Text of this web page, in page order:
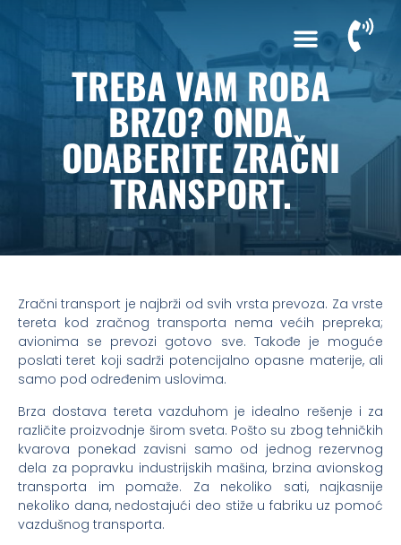
TREBA VAM ROBA
BRZO? ONDA
ODABERITE ZRAČNI
TRANSPORT.
Zračni transport je najbrži od svih vrsta prevoza. Za vrste
tereta kod zračnog transporta nema većih prepreka;
avionima se prevozi gotovo sve. Takođe je moguće
poslati teret koji sadrži potencijalno opasne materije, ali
samo pod određenim uslovima.
Brza dostava tereta vazduhom je idealno rešenje i za
različite proizvodnje širom sveta. Pošto su zbog tehničkih
kvarova ponekad zavisni samo od jednog rezervnog
dela za popravku industrijskih mašina, brzina avionskog
transporta im pomaže. Za nekoliko sati, najkasnije
nekoliko dana, nedostajući deo stiže u fabriku uz pomoć
vazdušnog transporta.